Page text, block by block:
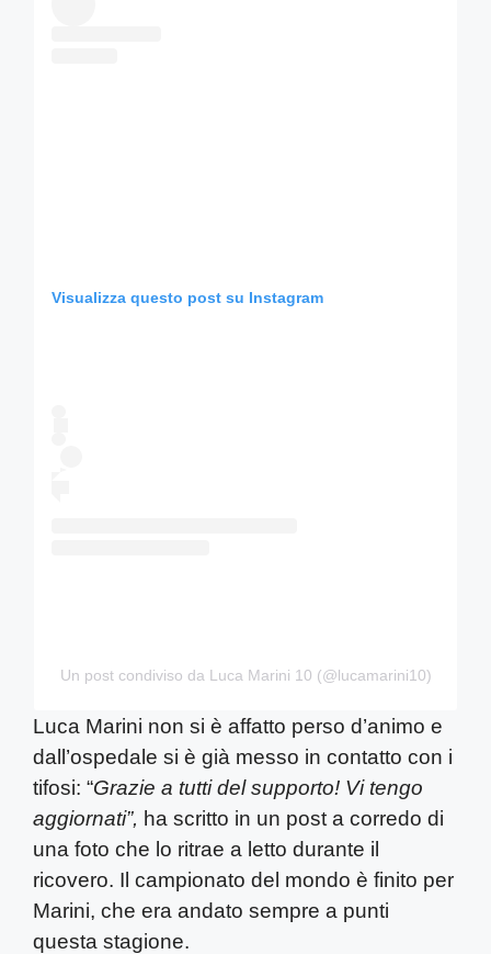
Visualizza questo post su Instagram
Un post condiviso da Luca Marini 10 (@lucamarini10)
Luca Marini non si è affatto perso d’animo e
dall’ospedale si è già messo in contatto con i
tifosi: “Grazie a tutti del supporto! Vi tengo
aggiornati”, ha scritto in un post a corredo di
una foto che lo ritrae a letto durante il
ricovero. Il campionato del mondo è finito per
Marini, che era andato sempre a punti
questa stagione.